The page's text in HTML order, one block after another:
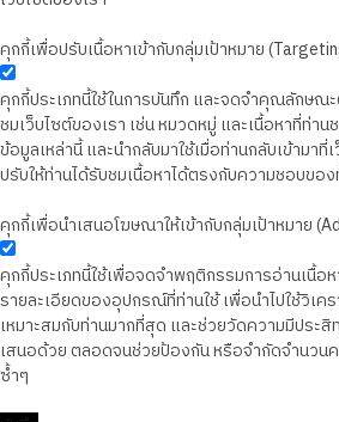
คุกกี้เพื่อปรับเนื้อหาเข้ากับกลุ่มเป้าหมาย
คุกกี้ประเภทนี้ใช้ในการบันทึก และจดจำคุณลักษณ
ชมเว็บไซต์ของเรา เช่น หมวดหมู่ และเนื้อหาที่ท่า
ข้อมูลเหล่านี้ และนำกลับมาใช้เมื่อท่านกลับเข้ามา
ปรับให้ท่านได้รับชมเนื้อหาได้ตรงกับความชอบขอ
คุกกี้เพื่อนำเสนอโฆษณาให้เข้ากับกลุ่มเป้าหมาย
คุกกี้ประเภทนี้ใช้เพื่อจดจำพฤติกรรมการอ่านเนื้อ
รายละเอียดของอุปกรณ์ที่ท่านใช้ เพื่อนำไปใช้วิเค
เหมาะสมกับท่านมากที่สุด และช่วยวัดความมีประ
เสนอด้วย ตลอดจนช่วยป้องกัน หรือจำกัดจำนวน
ซ้ำๆ